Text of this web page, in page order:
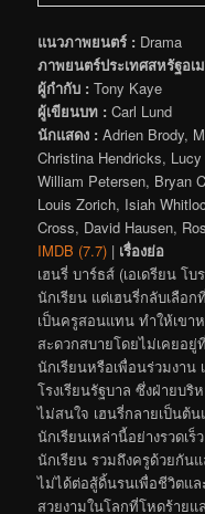
แนวภาพยนตร์ : Drama
ภาพยนตร์ประเทศสหรัฐอเ
ผู้กำกับ : Tony Kaye
ผู้เขียนบท : Carl Lund
นักแสดง : Adrien Brody,
Christina Hendricks,
William Petersen, Bryan
Louis Zorich, Isiah
Cross, David Hausen,
IMDB (7.7) | เรื่องย่อ
เฮนรี่ บาร์ธส์ (เอเดรียน โ
นักเรียน แต่เฮนรี่กลับเลือ
เป็นครูสอนแทน ทำให้เขา
สะดวกสบายโดยไม่เคยอ
นักเรียนหรือเพื่อนร่วมงาน
โรงเรียนรัฐบาล ซึ่งฝ่ายบ
ไม่สนใจ เฮนรี่กลายเป็นต้
นักเรียนเหล่านี้อย่างรวดเ
นักเรียน รวมถึงครูด้วยกัน
ไม่ได้ต่อสู้ดิ้นรนเพื่อชีวิตแ
สวยงามในโลกที่โหดร้ายแ